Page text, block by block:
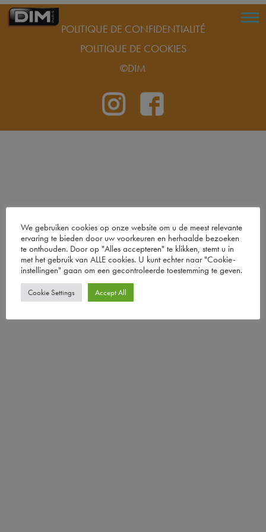
POLITIQUE DE CONFIDENTIALITÉ
POLITIQUE DE COOKIES
©DIM
We gebruiken cookies op onze website om u de meest relevante
ervaring te bieden door uw voorkeuren en herhaalde bezoeken
te onthouden. Door op "Alles accepteren" te klikken, stemt u in
met het gebruik van ALLE cookies. U kunt echter naar "Cookie-
instellingen" gaan om een ​​gecontroleerde toestemming te geven.
Cookie Settings Accept All